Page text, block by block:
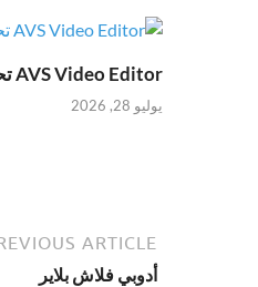
AVS Video Editor تحميل مجاني
يوليو 28, 2026
ARTICLE
أدوبي فلاش بلاير